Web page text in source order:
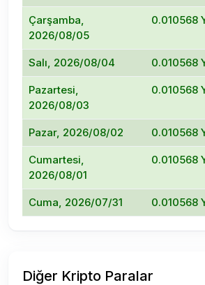
Çarşamba,
2026/08/05
0.010568
Salı, 2026/08/04 0.010568
Pazartesi,
2026/08/03
0.010568
Pazar, 2026/08/02 0.010568
Cumartesi,
2026/08/01
0.010568
Cuma, 2026/07/31 0.010568
Diğer Kripto Paralar